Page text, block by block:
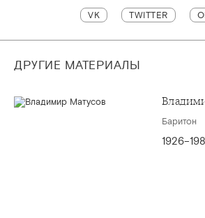
VK TWITTER
ДРУГИЕ МАТЕРИАЛЫ
Баритон